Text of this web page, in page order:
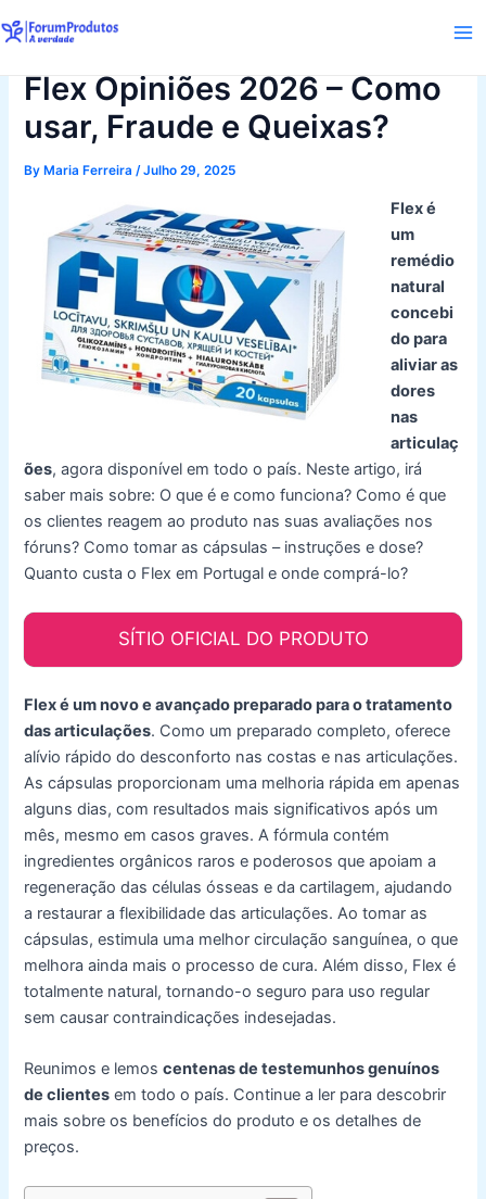
to
Flex Opiniões 2026 – Como
usar, Fraude e Queixas?
ByMaria Ferreira /Julho 29, 2025
Flex é
um
remédio
natural
concebi
do para
aliviar as
dores
nas
articulaç
ões, agora disponível em todo o país. Neste artigo, irá
saber mais sobre: O que é e como funciona? Como é que
os clientes reagem ao produto nas suas avaliações nos
fóruns? Como tomar as cápsulas – instruções e dose?
Quanto custa o Flex em Portugal e onde comprá-lo?
SÍTIO OFICIAL DO PRODUTO
Flex é um novo e avançado preparado para o tratamento
das articulações. Como um preparado completo, oferece
alívio rápido do desconforto nas costas e nas articulações.
As cápsulas proporcionam uma melhoria rápida em apenas
alguns dias, com resultados mais significativos após um
mês, mesmo em casos graves. A fórmula contém
ingredientes orgânicos raros e poderosos que apoiam a
regeneração das células ósseas e da cartilagem, ajudando
a restaurar a flexibilidade das articulações. Ao tomar as
cápsulas, estimula uma melhor circulação sanguínea, o que
melhora ainda mais o processo de cura. Além disso, Flex é
totalmente natural, tornando-o seguro para uso regular
sem causar contraindicações indesejadas.
Reunimos e lemoscentenas de testemunhos genuínos
de clientes em todo o país. Continue a ler para descobrir
mais sobre os benefícios do produto e os detalhes de
preços.